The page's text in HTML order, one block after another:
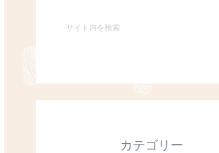
カテゴリー